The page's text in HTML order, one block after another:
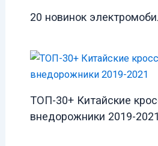
20 новинок
ТОП-30+ Китайские
внедорожники 2019-2021